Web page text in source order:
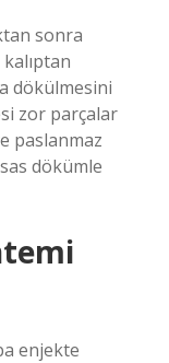
sonra
kalıptan
dökülmesini
zor parçalar
paslanmaz
dökümle
enjekte